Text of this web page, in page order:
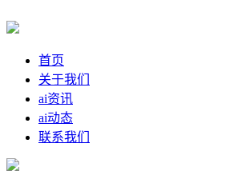
首页
关于我们
ai资讯
ai动态
联系我们